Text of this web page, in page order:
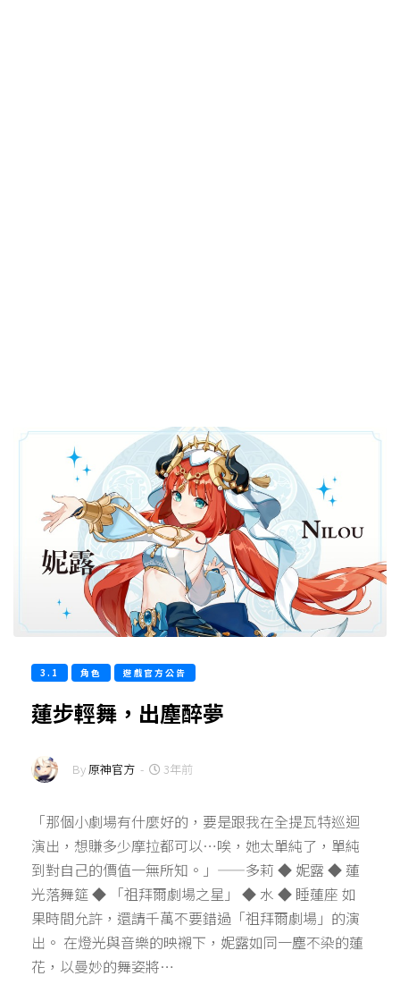
3.1 角色 遊戲官方公告
蓮步輕舞，出塵醉夢
By原神官方 - 3年前
「那個小劇場有什麼好的，要是跟我在全提瓦特巡迴
演出，想賺多少摩拉都可以…唉，她太單純了，單純
到對自己的價值一無所知。」——多莉 ◆ 妮露 ◆ 蓮
光落舞筵 ◆ 「祖拜爾劇場之星」 ◆ 水 ◆ 睡蓮座 如
果時間允許，還請千萬不要錯過「祖拜爾劇場」的演
出。 在燈光與音樂的映襯下，妮露如同一塵不染的蓮
花，以曼妙的舞姿將…